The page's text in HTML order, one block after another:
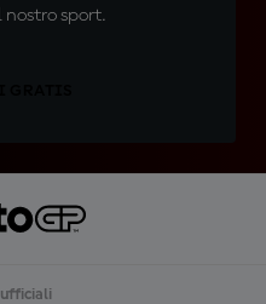
nostro sport.